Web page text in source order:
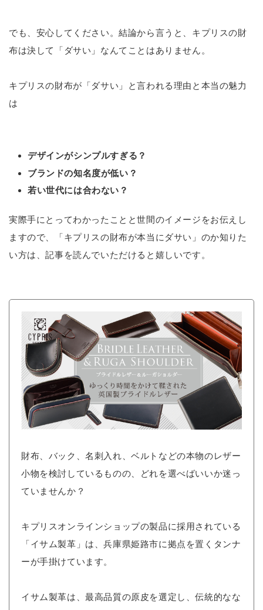
でも、安心してください。結論から言うと、キプリスの財
布は決して「ダサい」なんてことはありません。
キプリスの財布が「ダサい」と言われる理由と本当の魅力
は
デザインがシンプルすぎる？
ブランドの知名度が低い？
若い世代には合わない？
実際手にとってわかったことと世間のイメージをお伝えし
ますので、「キプリスの財布が本当にダサい」のか知りた
い方は、記事を読んでいただけると嬉しいです。
財布、バック、名刺入れ、ベルトなどの本物のレザー
小物を検討しているものの、どれを選べばいいか迷っ
ていませんか？
キプリスオンラインショップの製品に採用されている
「イサム製革」は、兵庫県姫路市に拠点を置くタンナ
ーが手掛けています。
イサム製革は、最高品質の原皮を選定し、伝統的なな